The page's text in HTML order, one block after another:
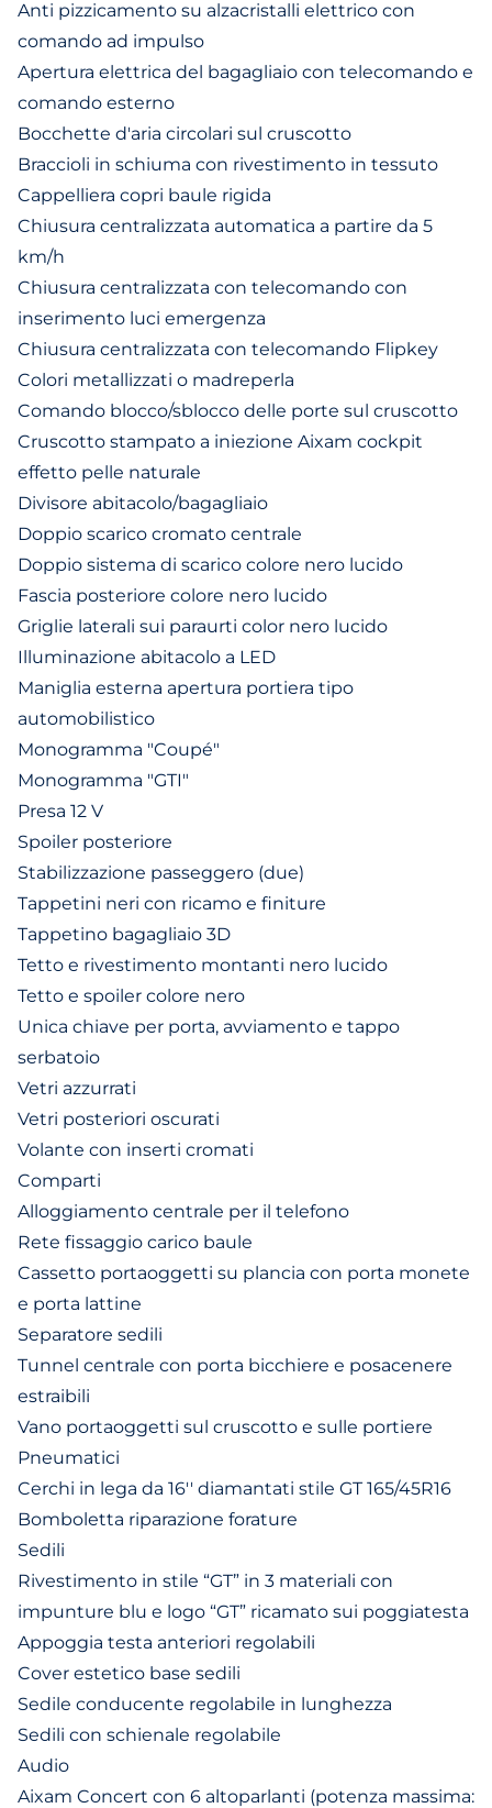
Anti pizzicamento su alzacristalli elettrico con
comando ad impulso
Apertura elettrica del bagagliaio con telecomando e
comando esterno
Bocchette d'aria circolari sul cruscotto
Braccioli in schiuma con rivestimento in tessuto
Cappelliera copri baule rigida
Chiusura centralizzata automatica a partire da 5
km/h
Chiusura centralizzata con telecomando con
inserimento luci emergenza
Chiusura centralizzata con telecomando Flipkey
Colori metallizzati o madreperla
Comando blocco/sblocco delle porte sul cruscotto
Cruscotto stampato a iniezione Aixam cockpit
effetto pelle naturale
Divisore abitacolo/bagagliaio
Doppio scarico cromato centrale
Doppio sistema di scarico colore nero lucido
Fascia posteriore colore nero lucido
Griglie laterali sui paraurti color nero lucido
Illuminazione abitacolo a LED
Maniglia esterna apertura portiera tipo
automobilistico
Monogramma "Coupé"
Monogramma "GTI"
Presa 12 V
Spoiler posteriore
Stabilizzazione passeggero (due)
Tappetini neri con ricamo e finiture
Tappetino bagagliaio 3D
Tetto e rivestimento montanti nero lucido
Tetto e spoiler colore nero
Unica chiave per porta, avviamento e tappo
serbatoio
Vetri azzurrati
Vetri posteriori oscurati
Volante con inserti cromati
Comparti
Alloggiamento centrale per il telefono
Rete fissaggio carico baule
Cassetto portaoggetti su plancia con porta monete
e porta lattine
Separatore sedili
Tunnel centrale con porta bicchiere e posacenere
estraibili
Vano portaoggetti sul cruscotto e sulle portiere
Pneumatici
Cerchi in lega da 16'' diamantati stile GT 165/45R16
Bomboletta riparazione forature
Sedili
Rivestimento in stile “GT” in 3 materiali con
impunture blu e logo “GT” ricamato sui poggiatesta
Appoggia testa anteriori regolabili
Cover estetico base sedili
Sedile conducente regolabile in lunghezza
Sedili con schienale regolabile
Audio
Aixam Concert con 6 altoparlanti (potenza massima: